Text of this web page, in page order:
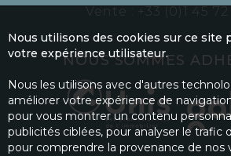
Vente :
+33 (0)1 45 72
NOUS SOMMES
Nous utilisons des cookies sur ce site
votre expérience utilisateur.
Nous les utilisons avec d'autres
améliorer votre expérience de
pour vous montrer un contenu
publicités ciblées, pour analyser le trafic
pour comprendre la provenance de nos